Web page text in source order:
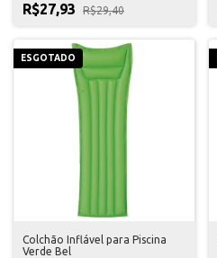
R$27,93 R$29,40
ESGOTADO
Colchão Inflável para Piscina
Verde Bel